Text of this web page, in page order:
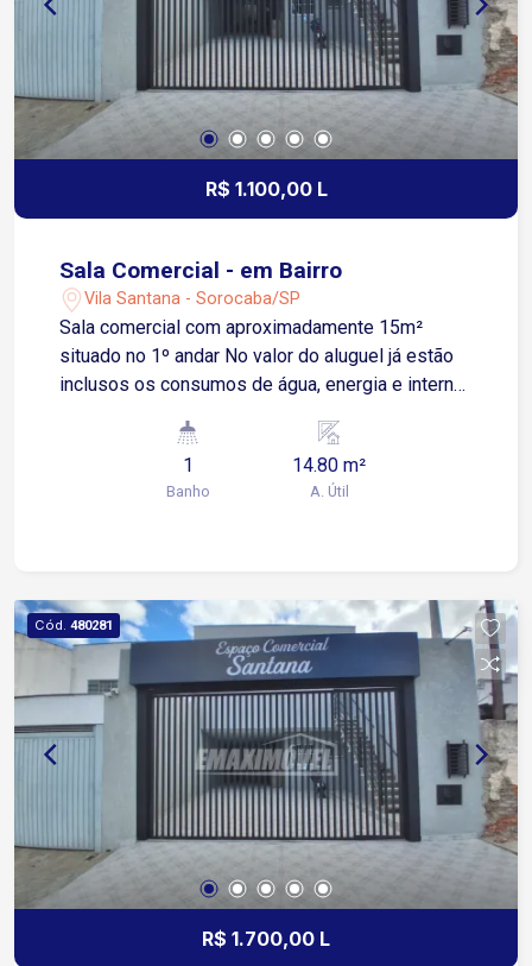
R$ 1.100,00 L
Sala Comercial - em Bairro
Vila Santana - Sorocaba/SP
Sala comercial com aproximadamente 15m²
situado no 1º andar No valor do aluguel já estão
inclusos os consumos de água, energia e internet
Ribeiro, no bairro Vila Santana, em região
tradicional e consolidada de Sorocaba Ao lado da
Rua Aparecida, com fluxo constante e ótima
Lacerda 9 minutos da Avenida São Paulo Fácil
acesso à Rodovia Castelinho, facilitando
deslocamento para outras regiões da cidade e
municípios vizinhos
1
Banho
14.80 m²
A. Útil
Cód. 480281
R$ 1.700,00 L